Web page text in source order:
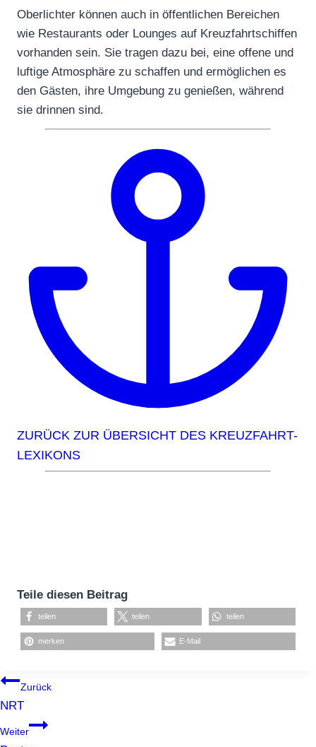
Oberlichter können auch in öffentlichen Bereichen
wie Restaurants oder Lounges auf Kreuzfahrtschiffen
vorhanden sein. Sie tragen dazu bei, eine offene und
luftige Atmosphäre zu schaffen und ermöglichen es
den Gästen, ihre Umgebung zu genießen, während
sie drinnen sind.
ZURÜCK ZUR ÜBERSICHT DES KREUZFAHRT-
LEXIKONS
Teile diesen Beitrag
teilen teilen teilen
merken E-Mail
BEITRAGSNAVIGATION
Zurück
NRT
Weiter